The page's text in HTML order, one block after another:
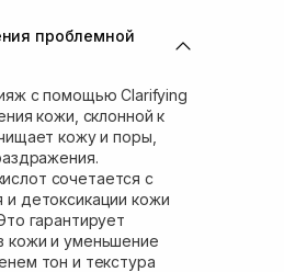
Экватор) В наличии
проблемной
с помощью Clarifying
кожи, склонной к
кожу и поры,
сочетается с
детоксикации кожи
гарантирует
кожи и уменьшение
тон и текстура